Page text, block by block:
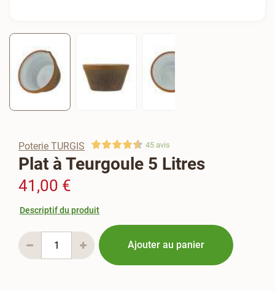
Poterie TURGIS 45avis
Plat à Teurgoule 5 Litres
41,00 €
Descriptif du produit
Ajouter au panier